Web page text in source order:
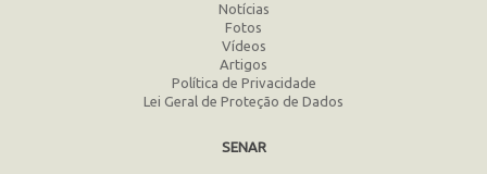
Notícias
Fotos
Vídeos
Artigos
Política de Privacidade
Lei Geral de Proteção de Dados
SENAR